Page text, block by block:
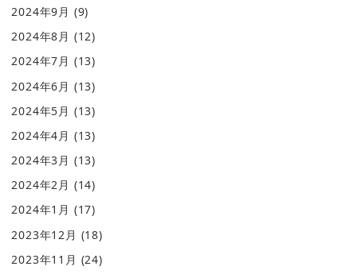
2024年9月 (9)
2024年8月 (12)
2024年7月 (13)
2024年6月 (13)
2024年5月 (13)
2024年4月 (13)
2024年3月 (13)
2024年2月 (14)
2024年1月 (17)
2023年12月 (18)
2023年11月 (24)